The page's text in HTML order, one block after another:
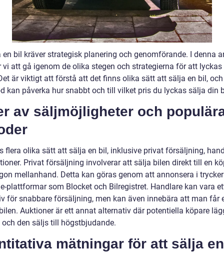
en bil kräver strategisk planering och genomförande. I denna
vi att gå igenom de olika stegen och strategierna för att
är viktigt att förstå att det finns olika sätt att sälja en bil,
kan påverka hur snabbt och till vilket pris du lyckas sälja din
av säljmöjligheter och
flera olika sätt att sälja en bil, inklusive privat försäljning,
Privat försäljning involverar att sälja bilen direkt till en
mellanhand. Detta kan göras genom att annonsera i
plattformar som Blocket och Bilregistret. Handlare kan vara
för snabbare försäljning, men kan även innebära att man får
Auktioner är ett annat alternativ där potentiella köpare
och den säljs till högstbjudande.
mätningar för att sälja